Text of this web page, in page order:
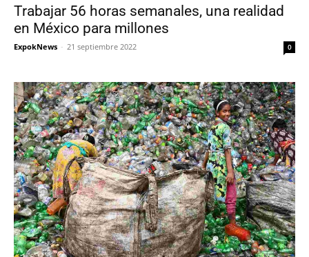
Trabajar 56 horas semanales, una realidad
en México para millones
ExpokNews - 21 septiembre 2022 0